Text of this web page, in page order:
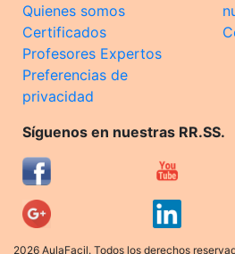
Quienes somos
Certificados
Profesores Expertos
Preferencias de
privacidad
Síguenos en nuestras RR.SS.
2026 AulaFacil. Todos los derechos